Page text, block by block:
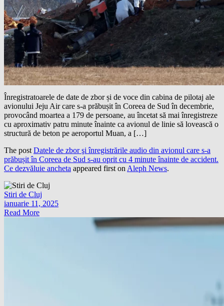
Înregistratoarele de date de zbor și de voce din cabina de pilotaj ale
avionului Jeju Air care s-a prăbușit în Coreea de Sud în decembrie,
provocând moartea a 179 de persoane, au încetat să mai înregistreze
cu aproximativ patru minute înainte ca avionul de linie să lovească o
structură de beton pe aeroportul Muan, a […]
The post Datele de zbor şi înregistrările audio din avionul care s-a
prăbușit în Coreea de Sud s-au oprit cu 4 minute înainte de accident.
Ce dezvăluie ancheta appeared first on Aleph News.
Stiri de Cluj
ianuarie 11, 2025
Read More